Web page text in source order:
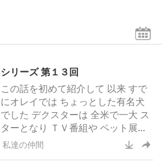
リーズ 第１３回
この話を初めて紹介して 以来 すで
にオレイでは ちょっとした有名犬
でした デクスターは 全米で一大 ス
ターとなり ＴＶ番組や ペット展へ
の出演のため 飛行機で飛び回るよ
うに ニューヨークの摩天楼や ワシ
達の仲間